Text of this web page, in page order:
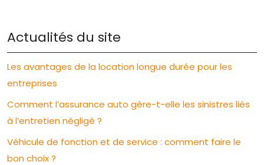
Actualités du site
Les avantages de la location longue durée pour les
entreprises
Comment l’assurance auto gère-t-elle les sinistres liés
à l’entretien négligé ?
Véhicule de fonction et de service : comment faire le
bon choix ?